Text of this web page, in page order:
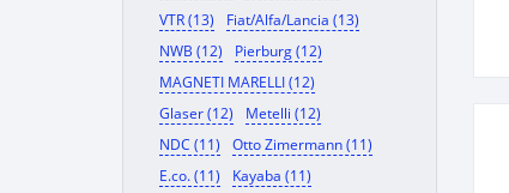
VTR (13)
Fiat/Alfa/Lancia (13)
NWB (12)
Pierburg (12)
MAGNETI MARELLI (12)
Glaser (12)
Metelli (12)
NDC (11)
Otto Zimermann (11)
E.co. (11)
Kayaba (11)